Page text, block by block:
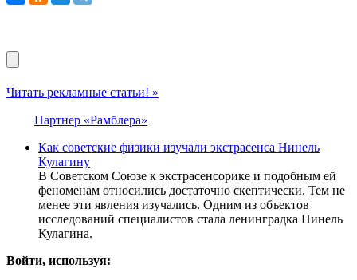
Читать рекламные статьи! »
Партнер «Рамблера»
Как советские физики изучали экстрасенса Нинель
Кулагину
В Советском Союзе к экстрасенсорике и подобным ей
феноменам относились достаточно скептически. Тем не
менее эти явления изучались. Одним из объектов
исследований специалистов стала ленинградка Нинель
Кулагина.
Войти, используя: